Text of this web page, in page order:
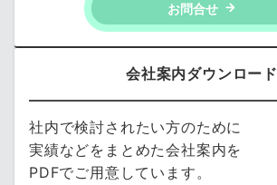
お問合せ
会社案内ダウンロード
社内で検討されたい方のために
実績などをまとめた会社案内を
PDFでご用意しています。